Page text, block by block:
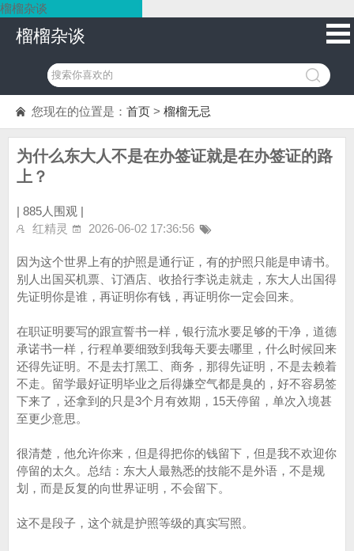
榴榴杂谈
榴榴杂谈
您现在的位置是： 首页 > 榴榴无忌
为什么东大人不是在办签证就是在办签证的路
上？
| 885人围观 |
红精灵
2026-06-02 17:36:56
因为这个世界上有的护照是通行证，有的护照只能是申请书。
别人出国买机票、订酒店、收拾行李说走就走，东大人出国得
先证明你是谁，再证明你有钱，再证明你一定会回来。
在职证明要写的跟宣誓书一样，银行流水要足够的干净，道德
承诺书一样，行程单要细致到我每天要去哪里，什么时候回来
还得先证明。不是去打黑工、商务，那得先证明，不是去赖着
不走。留学最好证明毕业之后得嫌空气都是臭的，好不容易签
下来了，还拿到的只是3个月有效期，15天停留，单次入境甚
至更少意思。
很清楚，他允许你来，但是得把你的钱留下，但是我不欢迎你
停留的太久。总结：东大人最熟悉的技能不是外语，不是规
划，而是反复的向世界证明，不会留下。
这不是段子，这个就是护照等级的真实写照。